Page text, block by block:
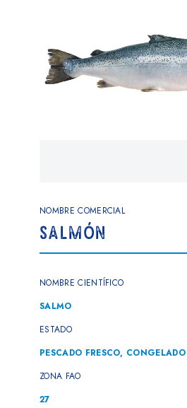
NOMBRE COMERCIAL
SALMÓN
NOMBRE CIENTÍFICO
SALMO
ESTADO
PESCADO FRESCO, CONGELADO
ZONA FAO
27